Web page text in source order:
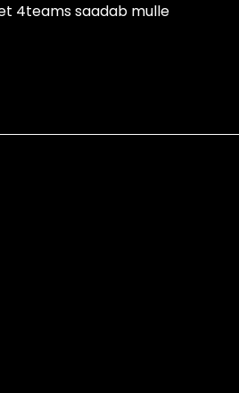
4teams saadab mulle